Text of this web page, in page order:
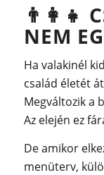
👨‍👩‍👧
NEM
Ha valakinél
család életét
Megváltozik a
Az elején ez
De amikor
menüterv,